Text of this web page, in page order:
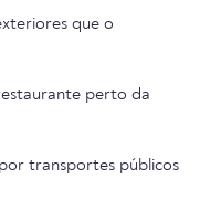
que o
perto da
transportes públicos